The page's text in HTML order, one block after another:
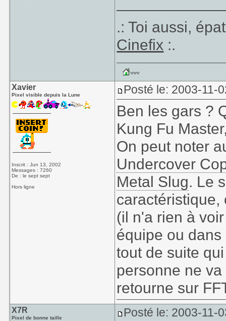
.: Toi aussi,
Cinefix :.
Xavier
Pixel visible depuis la Lune
Inscrit : Jun 13, 2002
Messages : 7260
De : le sept sept
Hors ligne
Posté le: 2003-11-
Ben les gars ?
Kung Fu
On peut noter
Undercover
Metal Slug. Le
caractéristique,
(il n'a rien à
équipe ou
tout de suite
personne ne
retourne sur
X7R
Pixel de bonne taille
Posté le: 2003-11-